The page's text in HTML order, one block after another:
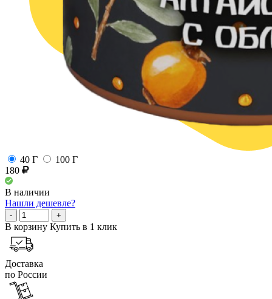
40 Г
100 Г
180
В наличии
Нашли дешевле?
- +
В корзину Купить в 1 клик
Доставка
по России